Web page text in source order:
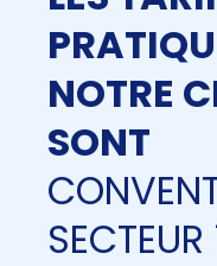
NOTRE
SONT
SECTEUR